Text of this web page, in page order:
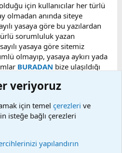
için kullanıcılar her türlü
olmadan anında siteye
yasaya göre bu yazılardan
sorumluluk yazan
yasaya göre sitemiz
olmayıp, yasaya aykırı yada
BURADAN bize ulaşıldığı
Bulunan Videolar YouTube,
sorumluluğu bu sitelere aittir.
bulunmamaktadır.
veriyoruz
için temel çerezleri ve
isteğe bağlı çerezleri
yapılandırın